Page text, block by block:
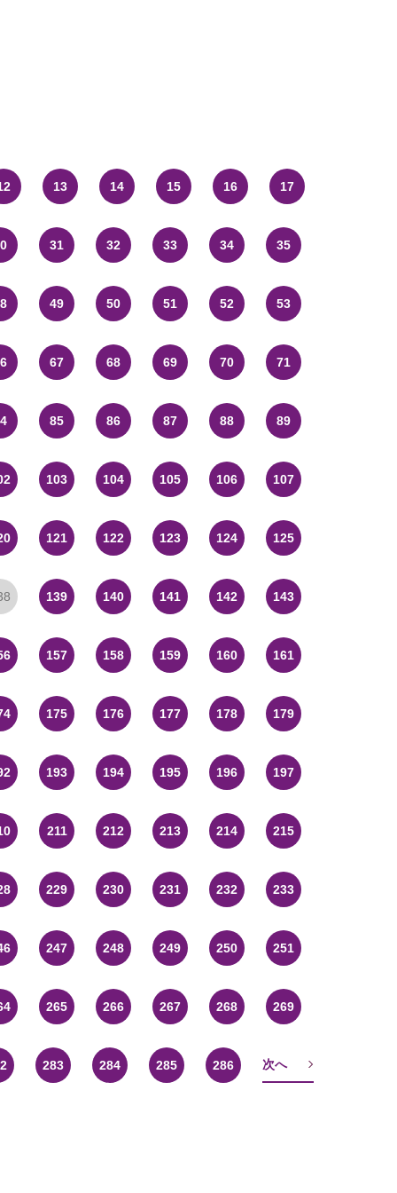
13 14 15 16 17
31 32 33 34 35
49 50 51 52 53
67 68 69 70 71
85 86 87 88 89
103 104 105 106 107
121 122 123 124 125
139 140 141 142 143
157 158 159 160 161
175 176 177 178 179
193 194 195 196 197
211 212 213 214 215
229 230 231 232 233
247 248 249 250 251
265 266 267 268 269
283 284 285 286 次へ